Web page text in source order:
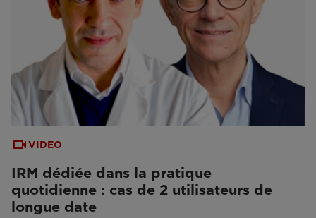
VIDEO
IRM dédiée dans la pratique
quotidienne : cas de 2 utilisateurs de
longue date